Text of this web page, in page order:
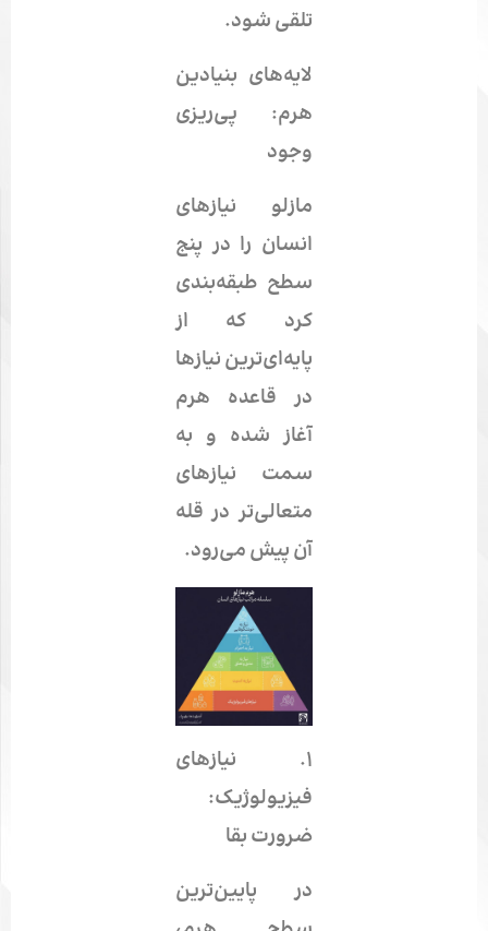
تلقی شود.
لایههای بنیادین
هرم: پیریزی
وجود
مازلو نیازهای
انسان را در پنج
سطح طبقه‌بندی
کرد که از
پایه‌ای‌ترین نیازها
در قاعده هرم
آغاز شده و به
سمت نیازهای
متعالی‌تر در قله
آن پیش می‌رود.
۱.
نیازهای
فیزیولوژیک:
ضرورت بقا
در پایین‌ترین